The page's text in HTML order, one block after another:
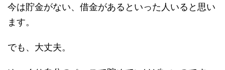
今は貯金がない、借金があるといった人いると思い
ます。
でも、大丈夫。